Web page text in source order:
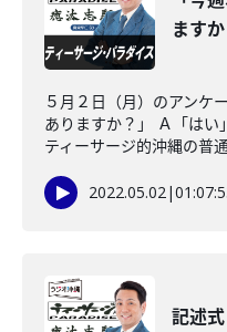
ますか
５月２日（月）のアンケ
ありますか？」 Ａ「は
ティーサージ的沖縄の普
2022.05.02|
記述